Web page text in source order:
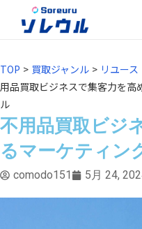
TOP > 買取ジャンル > リユー
用品買取ビジネスで集客力を高
ル
不用品買取ビジ
るマーケティン
comodo151 5月 24,